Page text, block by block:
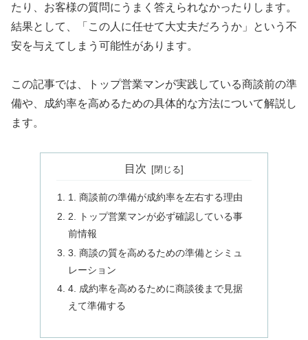
たり、お客様の質問にうまく答えられなかったりします。
結果として、「この人に任せて大丈夫だろうか」という不
安を与えてしまう可能性があります。
この記事では、トップ営業マンが実践している商談前の準
備や、成約率を高めるための具体的な方法について解説し
ます。
目次
1. 商談前の準備が成約率を左右する理由
2. トップ営業マンが必ず確認している事
前情報
3. 商談の質を高めるための準備とシミュ
レーション
4. 成約率を高めるために商談後まで見据
えて準備する